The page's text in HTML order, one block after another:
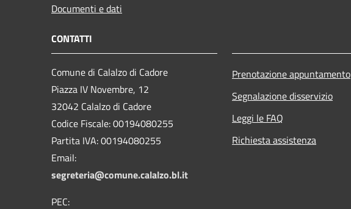
Documenti e dati
CONTATTI
Comune di Calalzo di Cadore
Piazza IV Novembre, 12
32042 Calalzo di Cadore
Codice Fiscale: 00194080255
Partita IVA: 00194080255
Email:
segreteria@comune.calalzo.bl.it
PEC:
Prenotazione appuntamento
Segnalazione disservizio
Leggi le FAQ
Richiesta assistenza